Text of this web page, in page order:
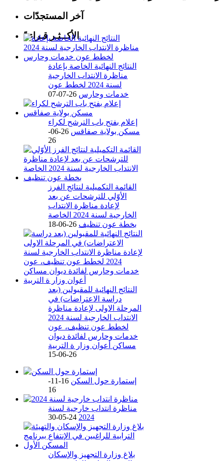
آخر المستجدّات
الأكــثـر قـراءةً
النتائج النهائية الخاصة بإعادة
مناظرة الانتداب الخارجية
لسنة 2024 لخطط عون
خدمات وحارس 26-07-07
إعلام بفتح باب الترشح لكراء
مسكن بولاية صفاقس
26-06-
26
القائمة التكميلية لنتائج الفرز
الأوّلي للترشحات عن بعد
لإعادة مناظرة الانتداب
الخارجية لسنة 2024 الخاصة
بخطة عون تنظيف 26-06-18
النتائج النهائية للمقبولين (بعد
دراسة الاعتراضات) في
المرحلة الاولى لإعادة مناظرة
الانتداب الخارجية لسنة 2024
لخطط عون تنظيف، عون
خدمات وحارس لفائدة ديوان
مساكن أعوان وزار ة التربية
26-06-15
إستمارة حول السكن
16-11-
16
مناظرة انتداب خارجية لسنة
2024
24-05-30
بلاغ وزارة التجهيز والإسكان